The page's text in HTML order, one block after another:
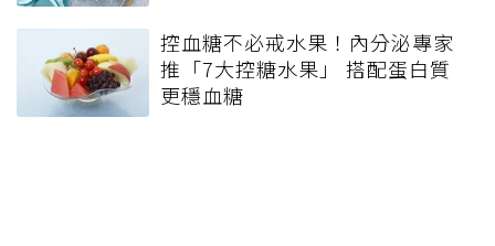
控血糖不必戒水果！內分泌專家
推「7大控糖水果」 搭配蛋白質
更穩血糖